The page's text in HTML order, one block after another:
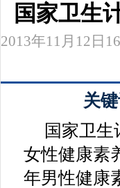
国家卫生
2013年11月12日
关键
国家卫
女性健康素
年男性健康